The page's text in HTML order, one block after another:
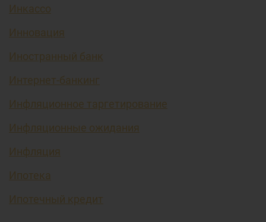
Инкассо
Инновация
Иностранный банк
Интернет-банкинг
Инфляционное таргетирование
Инфляционные ожидания
Инфляция
Ипотека
Ипотечный кредит